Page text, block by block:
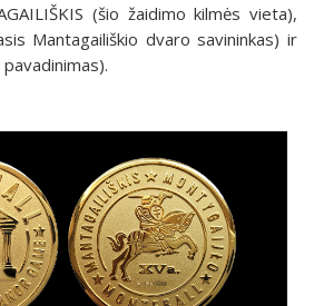
(šio žaidimo kilmės vieta),
Mantagailiškio dvaro savininkas) ir